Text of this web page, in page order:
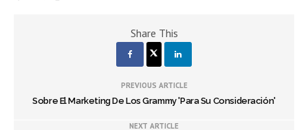
Share This
PREVIOUS ARTICLE
Sobre El Marketing De Los Grammy 'Para Su Consideración'
NEXT ARTICLE